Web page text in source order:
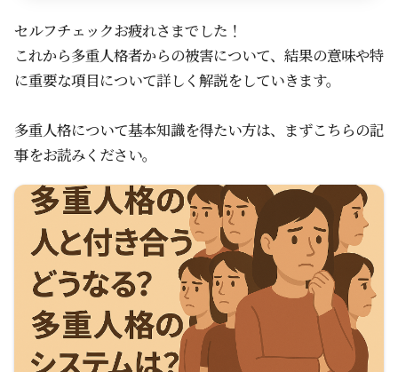
セルフチェックお疲れさまでした！
これから多重人格者からの被害について、結果の意味や特
に重要な項目について詳しく解説をしていきます。
多重人格について基本知識を得たい方は、まずこちらの記
事をお読みください。